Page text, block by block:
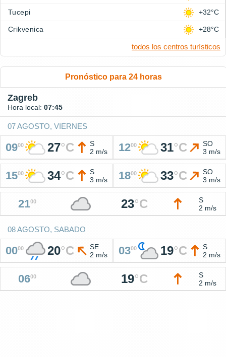
Tucepi +32°C
Crikvenica +28°C
todos los centros turísticos
Pronóstico para 24 horas
Zagreb
Hora local: 07:45
07 AGOSTO, VIERNES
0900 27°C
S
2 m/s
1200 31°C
SO
3 m/s
1500 34°C
S
3 m/s
1800 33°C
SO
3 m/s
2100 23°C
S
2 m/s
08 AGOSTO, SABADO
0000 20°C
SE
2 m/s
0300 19°C
S
2 m/s
0600 19°C
S
2 m/s